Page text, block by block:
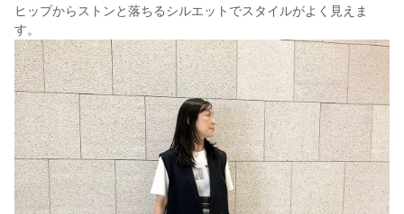
ヒップからストンと落ちるシルエットでスタイルがよく見えま
す。